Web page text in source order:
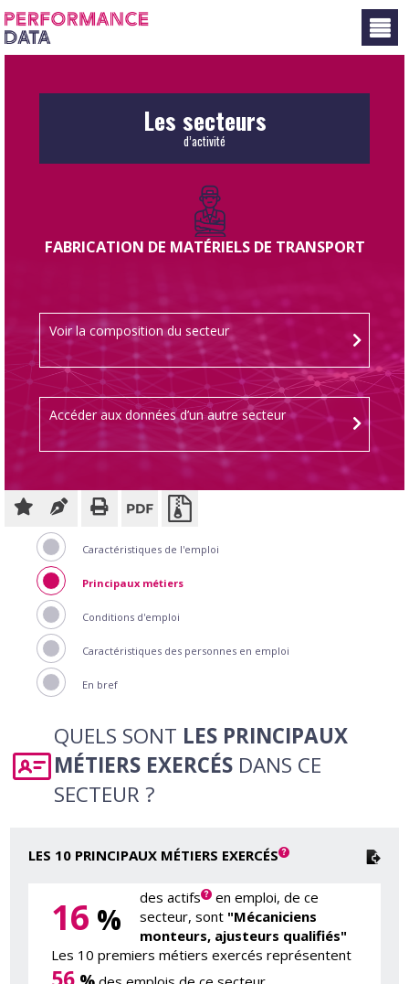
Panneau de gestion des cookies
Les secteurs
d’activité
FABRICATION DE MATÉRIELS DE TRANSPORT
Voir la composition du secteur
Accéder aux données d’un autre secteur
Caractéristiques de l'emploi
Principaux métiers
Conditions d'emploi
Caractéristiques des personnes en emploi
En bref
QUELS SONT LES PRINCIPAUX
MÉTIERS EXERCÉS DANS CE
SECTEUR ?
LES 10 PRINCIPAUX MÉTIERS EXERCÉS
16 %
des actifs
en emploi, de ce
secteur, sont "Mécaniciens
monteurs, ajusteurs qualifiés"
Les 10 premiers métiers exercés représentent